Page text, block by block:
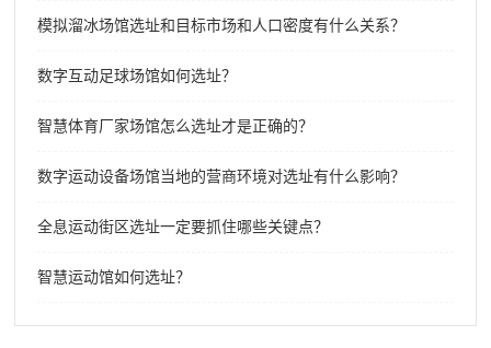
模拟溜冰场馆选址和目标市场和人口密度有什么关系？
数字互动足球场馆如何选址？
智慧体育厂家场馆怎么选址才是正确的？
数字运动设备场馆当地的营商环境对选址有什么影响？
全息运动街区选址一定要抓住哪些关键点？
智慧运动馆如何选址？